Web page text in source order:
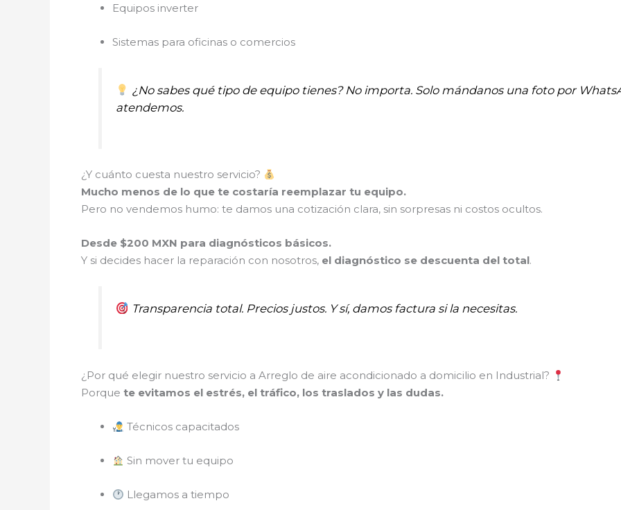
Equipos inverter
Sistemas para oficinas o comercios
¿No sabes qué tipo de equipo tienes? No importa. Solo mándanos una foto por
atendemos.
¿Y cuánto cuesta nuestro servicio?
Mucho menos de lo que te costaría reemplazar tu equipo.
Pero no vendemos humo: te damos una cotización clara, sin sorpresas ni costos ocultos.
Desde $200 MXN para diagnósticos básicos.
Y si decides hacer la reparación con nosotros, el diagnóstico se descuenta del total.
Transparencia total. Precios justos. Y sí, damos factura si la necesitas.
¿Por qué elegir nuestro servicio a Arreglo de aire acondicionado a domicilio en Industrial?
Porque te evitamos el estrés, el tráfico, los traslados y las dudas.
Técnicos capacitados
Sin mover tu equipo
Llegamos a tiempo